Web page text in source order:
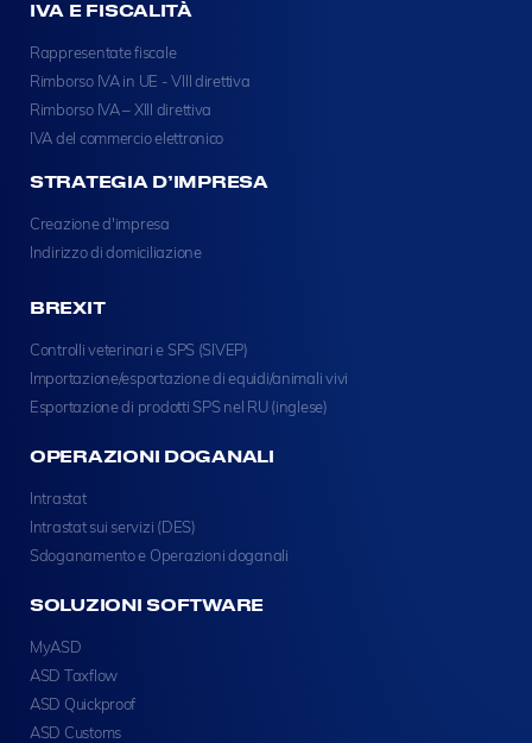
IVA E FISCALITÀ
Rappresentate fiscale
Rimborso IVA in UE - VIII direttiva
Rimborso IVA – XIII direttiva
IVA del commercio elettronico
STRATEGIA D’IMPRESA
Creazione d'impresa
Indirizzo di domiciliazione
BREXIT
Controlli veterinari e SPS (SIVEP)
Importazione/esportazione di equidi/animali vivi
Esportazione di prodotti SPS nel RU (inglese)
OPERAZIONI DOGANALI
Intrastat
Intrastat sui servizi (DES)
Sdoganamento e Operazioni doganali
SOLUZIONI SOFTWARE
MyASD
ASD Taxflow
ASD Quickproof
ASD Customs